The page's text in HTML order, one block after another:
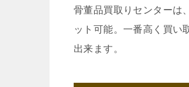
骨董品買取りセンターは
ット可能。一番高く買い
出来ます。